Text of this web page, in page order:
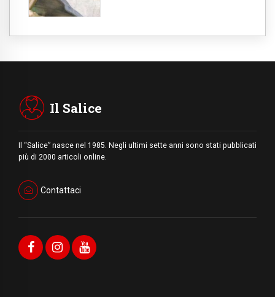
Il Salice
Il “Salice” nasce nel 1985. Negli ultimi sette anni sono stati pubblicati
più di 2000 articoli online.
Contattaci